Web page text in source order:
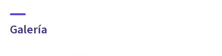
Galería